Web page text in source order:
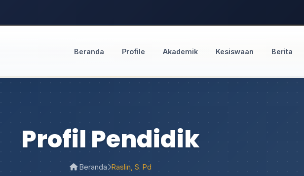
Beranda Profile Akademik Kesiswaan Berita
Profil Pendidik
Beranda Raslin, S. Pd